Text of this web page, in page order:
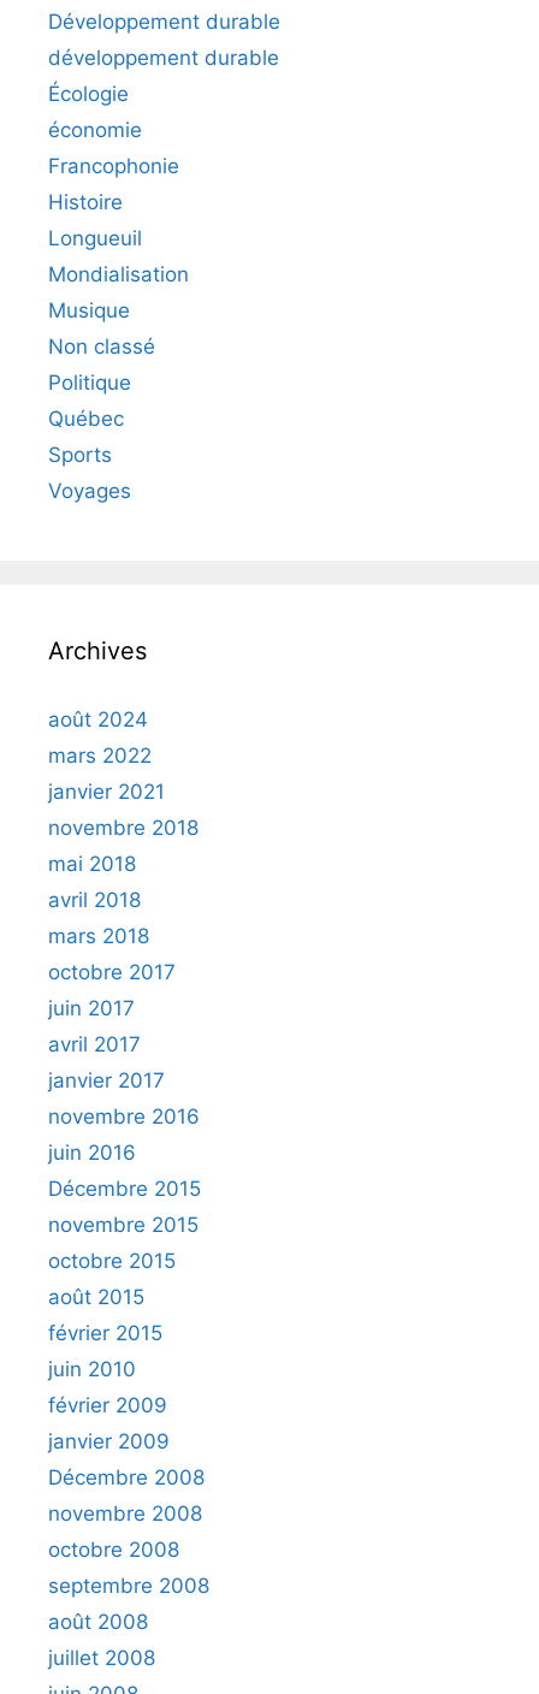
Développement durable
développement durable
Écologie
économie
Francophonie
Histoire
Longueuil
Mondialisation
Musique
Non classé
Politique
Québec
Sports
Voyages
Archives
août 2024
mars 2022
janvier 2021
novembre 2018
mai 2018
avril 2018
mars 2018
octobre 2017
juin 2017
avril 2017
janvier 2017
novembre 2016
juin 2016
Décembre 2015
novembre 2015
octobre 2015
août 2015
février 2015
juin 2010
février 2009
janvier 2009
Décembre 2008
novembre 2008
octobre 2008
septembre 2008
août 2008
juillet 2008